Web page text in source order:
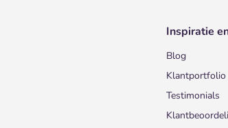
Inspiratie
Blog
Klantportfolio
Testimonials